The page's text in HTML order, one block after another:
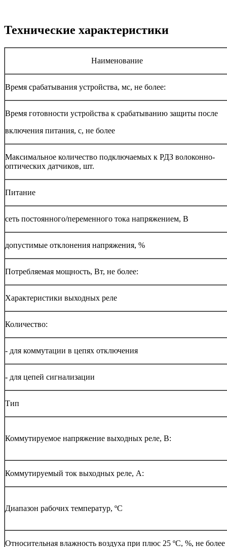
Технические характеристики
Наименование
Время срабатывания устройства, мс, не более:
Время готовности устройства к срабатыванию защиты после
включения питания, с, не более
Максимальное количество подключаемых к РДЗ волоконно-
оптических датчиков, шт.
Питание
сеть постоянного/переменного тока напряжением, В
допустимые отклонения напряжения, %
Потребляемая мощность, Вт, не более:
Характеристики выходных реле
Количество:
- для коммутации в цепях отключения
- для цепей сигнализации
Тип
Коммутируемое напряжение выходных реле, В:
Коммутируемый ток выходных реле, А:
Диапазон рабочих температур, ºС
Относительная влажность воздуха при плюс 25 ºС, %, не более